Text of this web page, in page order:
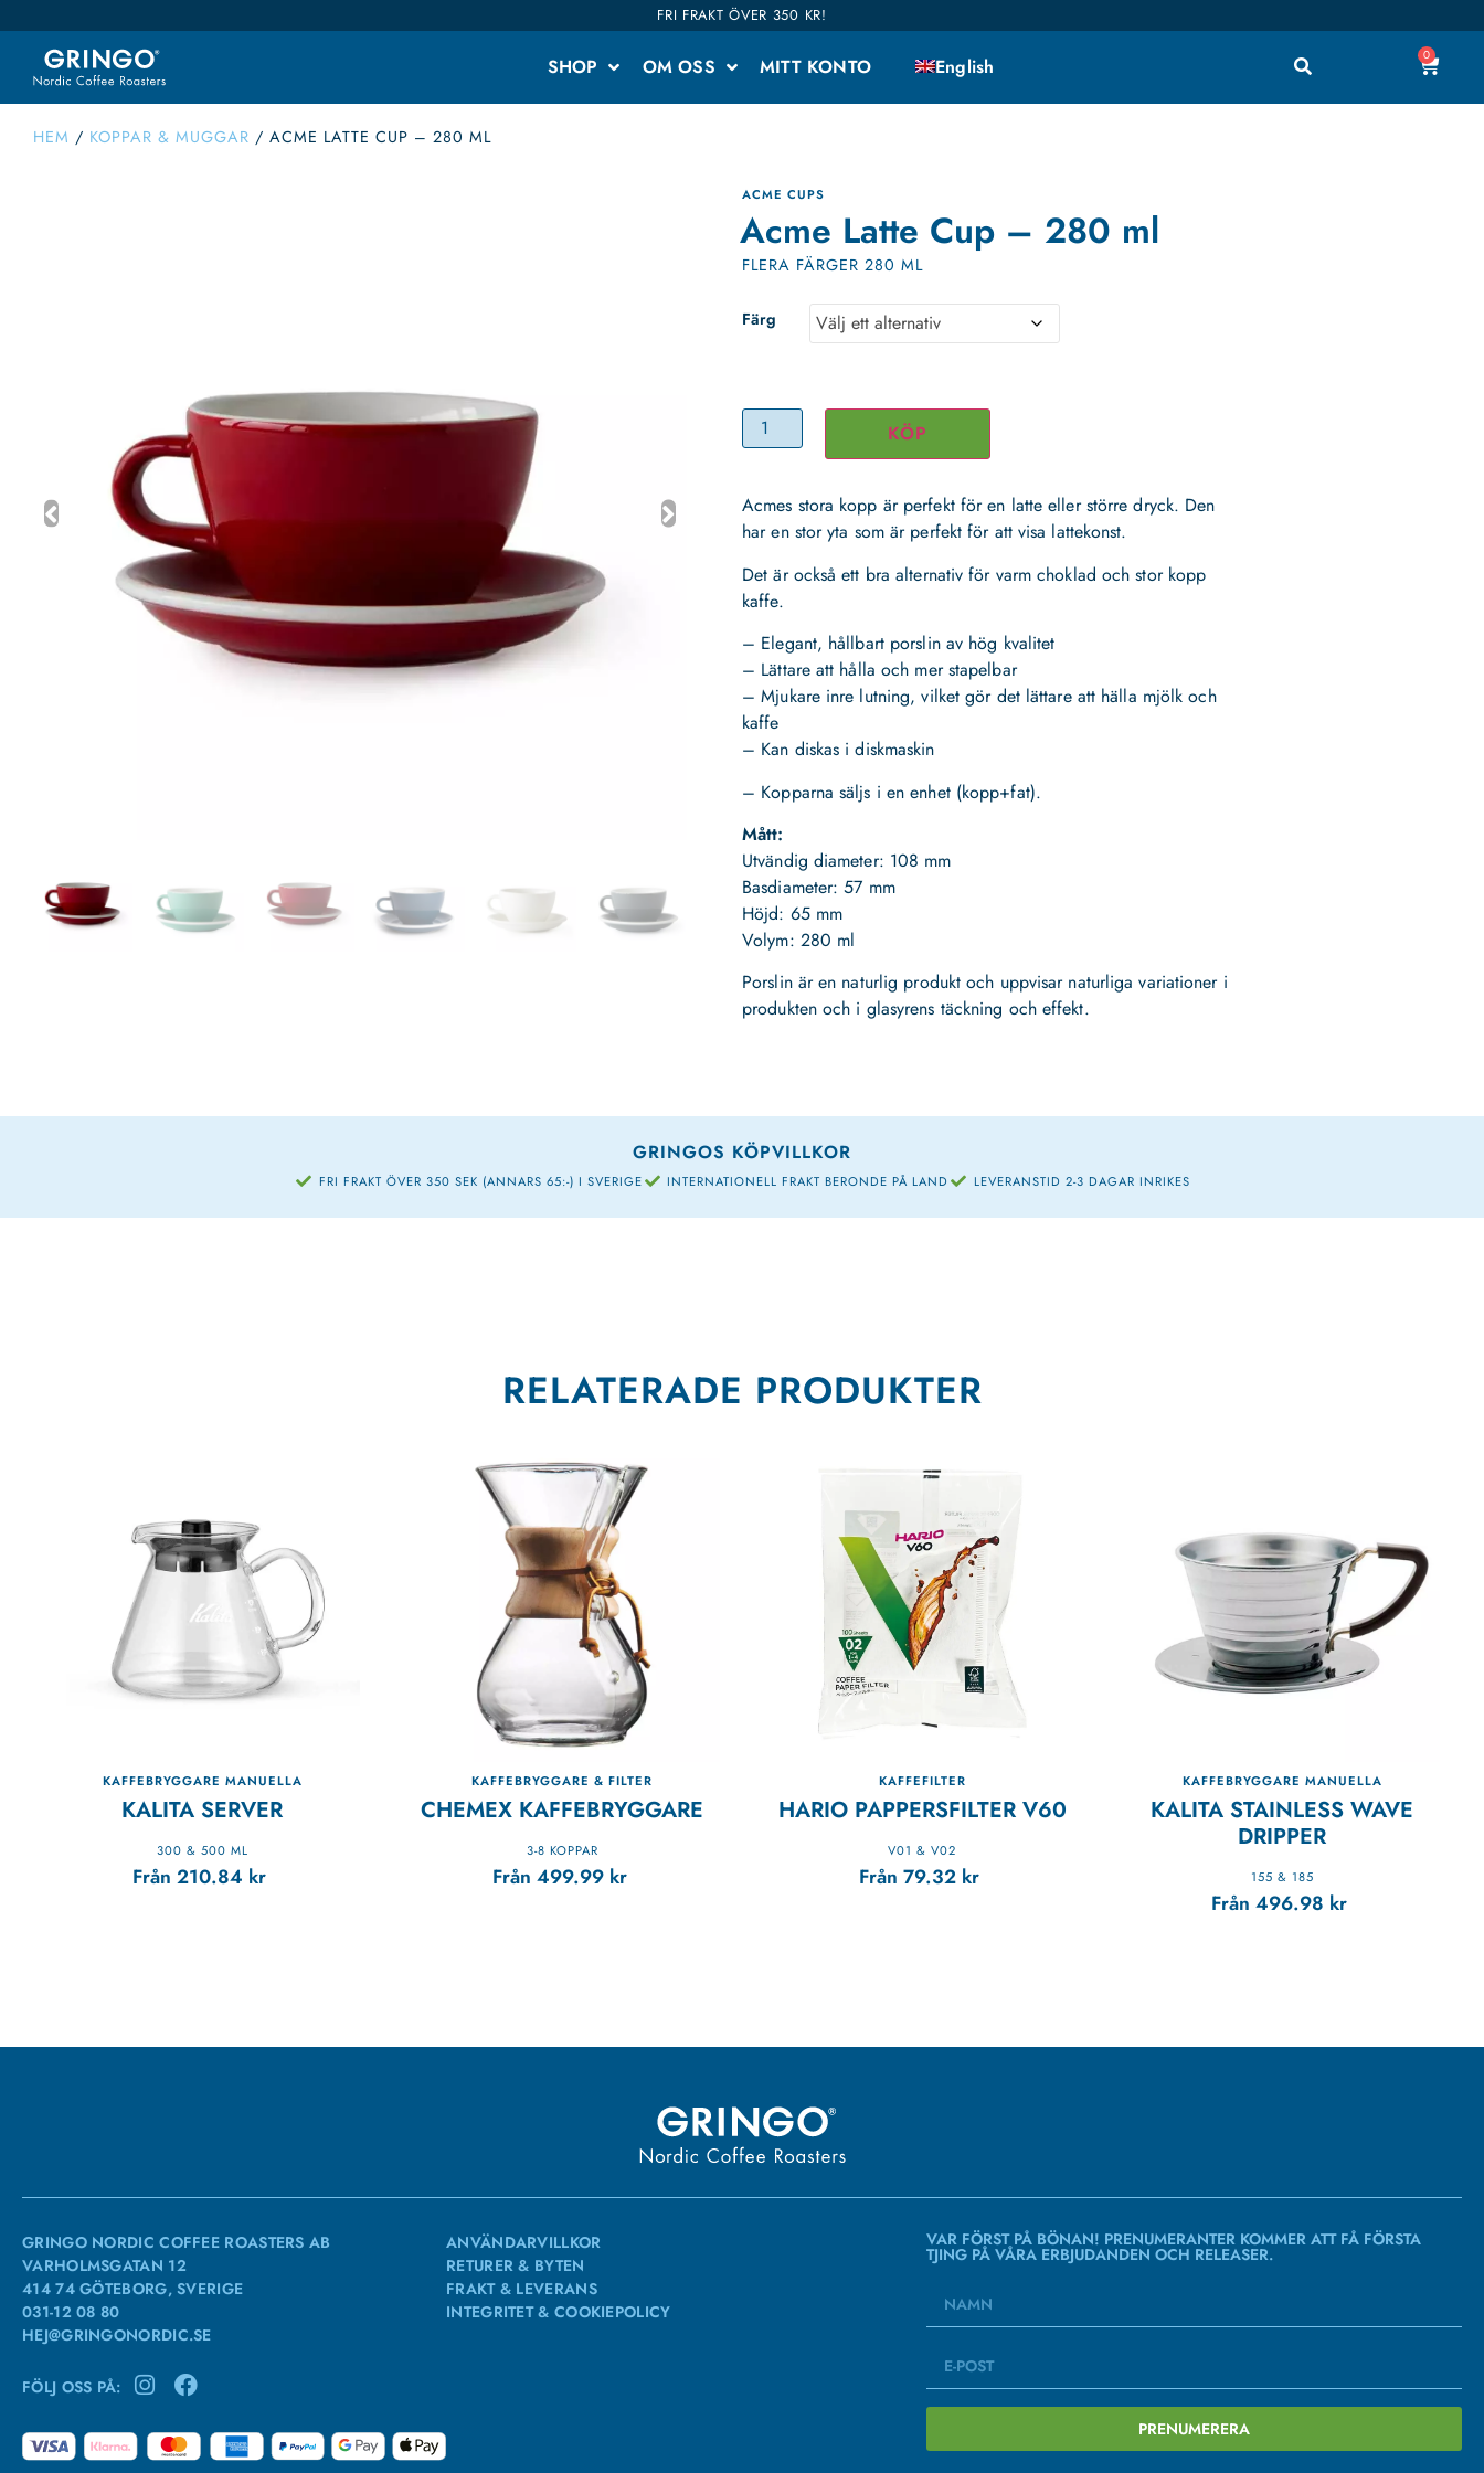
FRI FRAKT ÖVER 350 KR!
SHOP OM OSS MITT KONTO English 0
HEM / KOPPAR & MUGGAR / ACME LATTE CUP – 280 ML
ACME CUPS
Acme Latte Cup – 280 ml
FLERA FÄRGER 280 ML
Färg
KÖP
Acmes stora kopp är perfekt för en latte eller större dryck. Den
har en stor yta som är perfekt för att visa lattekonst.
Det är också ett bra alternativ för varm choklad och stor kopp
kaffe.
– Elegant, hållbart porslin av hög kvalitet
– Lättare att hålla och mer stapelbar
– Mjukare inre lutning, vilket gör det lättare att hälla mjölk och
kaffe
– Kan diskas i diskmaskin
– Kopparna säljs i en enhet (kopp+fat).
Mått:
Utvändig diameter: 108 mm
Basdiameter: 57 mm
Höjd: 65 mm
Volym: 280 ml
Porslin är en naturlig produkt och uppvisar naturliga variationer i
produkten och i glasyrens täckning och effekt.
GRINGOS KÖPVILLKOR
FRI FRAKT ÖVER 350 SEK (ANNARS 65:-) I SVERIGE INTERNATIONELL FRAKT BERONDE PÅ LAND LEVERANSTID 2-3 DAGAR INRIKES
RELATERADE PRODUKTER
KAFFEBRYGGARE MANUELLA
KALITA SERVER
300 & 500 ML
Från 210.84 kr
KAFFEBRYGGARE & FILTER
CHEMEX KAFFEBRYGGARE
3-8 KOPPAR
Från 499.99 kr
KAFFEFILTER
HARIO PAPPERSFILTER V60
V01 & V02
Från 79.32 kr
KAFFEBRYGGARE MANUELLA
KALITA STAINLESS WAVE
DRIPPER
155 & 185
Från 496.98 kr
GRINGO NORDIC COFFEE ROASTERS AB
VARHOLMSGATAN 12
414 74 GÖTEBORG, SVERIGE
031-12 08 80
HEJ@GRINGONORDIC.SE
FÖLJ OSS PÅ:
ANVÄNDARVILLKOR
RETURER & BYTEN
FRAKT & LEVERANS
INTEGRITET & COOKIEPOLICY
VAR FÖRST PÅ BÖNAN! PRENUMERANTER KOMMER ATT FÅ FÖRSTA
TJING PÅ VÅRA ERBJUDANDEN OCH RELEASER.
PRENUMERERA